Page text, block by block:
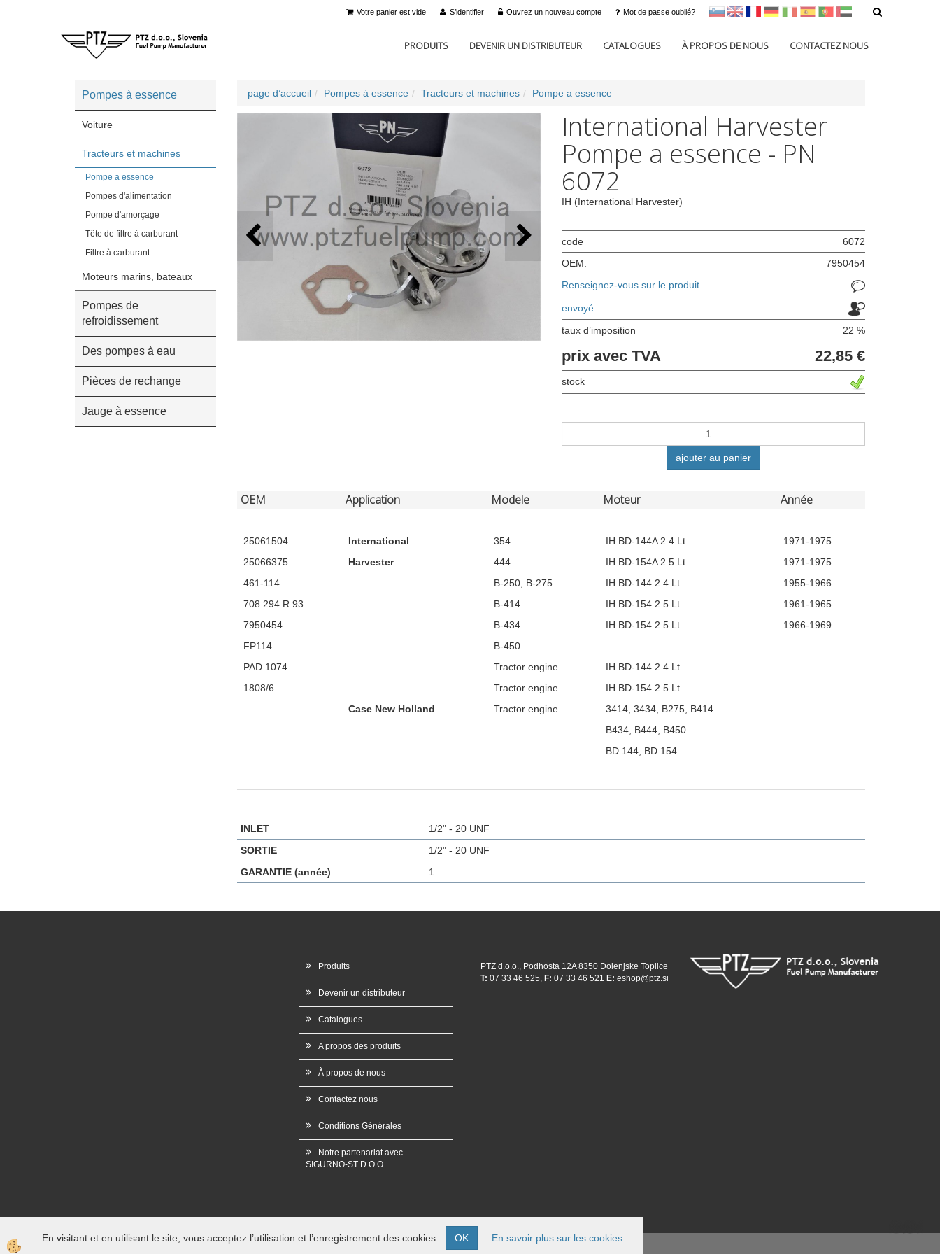
sl en francoščina
Nemščina
Italijanščina
Španščina
PortugalArabščina
S’identifier Ouvrez un nouveau compte Mot de passe oublié?
Votre panier est vide
PRODUITS DEVENIR UN DISTRIBUTEUR CATALOGUES À PROPOS DE NOUS CONTACTEZ NOUS
Pompes à essence
Voiture
Tracteurs et machines
Pompe a essence
Pompes d'alimentation
Pompe d'amorçage
Tête de filtre à carburant
Filtre à carburant
Moteurs marins, bateaux
Pompes de
refroidissement
Des pompes à eau
Pièces de rechange
Jauge à essence
page d’accueil Pompes à essence Tracteurs et machines Pompe a essence
International Harvester
Pompe a essence - PN
6072
IH (International Harvester)
code
6072
OEM:
7950454
Renseignez-vous sur le produit
envoyé
taux d’imposition 22 %
prix avec TVA 22,85 €
stock
ajouter au panier
OEM Application Modele Moteur Année
25061504 International 354 IH BD-144A 2.4 Lt
1971-1975
25066375
Harvester 444 IH BD-154A 2.5 Lt
1971-1975
461-114
B-250, B-275 IH BD-144 2.4 Lt
1955-1966
708 294 R 93
B-414 IH BD-154 2.5 Lt
1961-1965
7950454
B-434 IH BD-154 2.5 Lt
1966-1969
FP114
B-450
PAD 1074
Tractor engine
IH BD-144 2.4 Lt
1808/6
Tractor engine
IH BD-154 2.5 Lt
Case New Holland
Tractor engine
3414, 3434, B275, B414
B434, B444, B450
BD 144, BD 154
INLET
1/2" - 20 UNF
SORTIE
1/2" - 20 UNF
GARANTIE (année)
1
Produits
Devenir un distributeur
Catalogues
A propos des produits
À propos de nous
Contactez nous
Conditions Générales
Notre partenariat avec
SIGURNO-ST D.O.O.
PTZ d.o.o., Podhosta 12A 8350 Dolenjske Toplice
T: 07 33 46 525, F: 07 33 46 521 E: eshop@ptz.si
En visitant et en utilisant le site, vous acceptez l’utilisation et l’enregistrement des cookies. OK En savoir plus sur les cookies